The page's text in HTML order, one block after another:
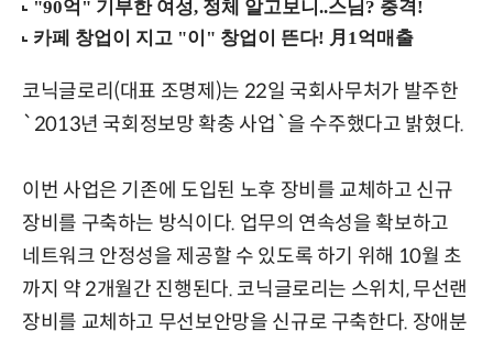
코닉글로리(대표 조명제)는 22일 국회사무처가 발주한
`2013년 국회정보망 확충 사업`을 수주했다고 밝혔다.
이번 사업은 기존에 도입된 노후 장비를 교체하고 신규
장비를 구축하는 방식이다. 업무의 연속성을 확보하고
네트워크 안정성을 제공할 수 있도록 하기 위해 10월 초
까지 약 2개월간 진행된다. 코닉글로리는 스위치, 무선랜
장비를 교체하고 무선보안망을 신규로 구축한다. 장애분